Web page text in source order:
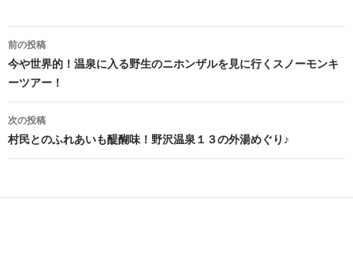
投
稿
ナ
ビ
ー
前の投稿
今や世界的！温泉に入る野生のニホンザルを見に行くスノーモンキ
ーツアー！
次の投稿
村民とのふれあいも醍醐味！野沢温泉１３の外湯めぐり♪